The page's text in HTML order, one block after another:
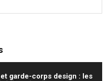
garde-corps design : les